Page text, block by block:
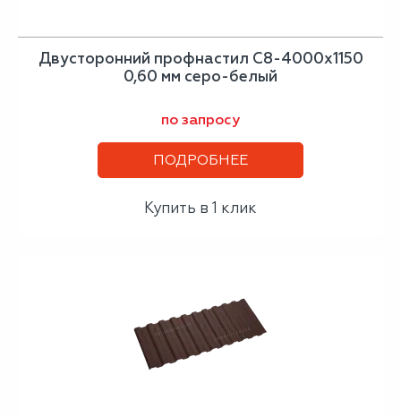
Двусторонний профнастил С8-4000х1150
0,60 мм серо-белый
по запросу
ПОДРОБНЕЕ
Купить в 1 клик